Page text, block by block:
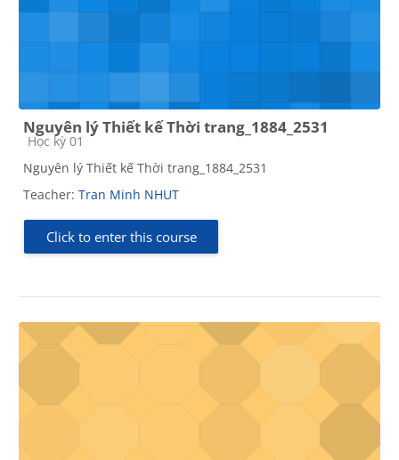
Nguyên lý Thiết kế Thời trang_1884_2531
Course category
Học kỳ 01
Nguyên lý Thiết kế Thời trang_1884_2531
Teacher: Tran Minh NHUT
Click to enter this course